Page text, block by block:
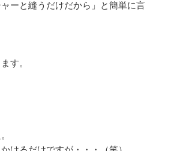
ャーと縫うだけだから」と簡単に言
す。